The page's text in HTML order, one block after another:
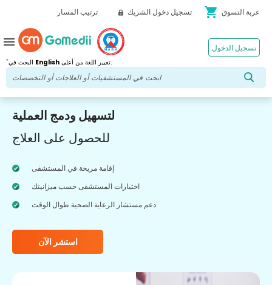
ترتيب المسار تسجيل دخول الشريك shopping_cart عربة التسوق
* English تغيير اللغة من أعلى.
تسجيل الدخول menu
لتسهيل ودمج العملية
للحصول على العلاج
إقامة مريحة في المستشفى
اختيارات المستشفى حسب ميزانيتك
دعم مستشار الرعاية الصحية طوال الوقت
استشر الآن